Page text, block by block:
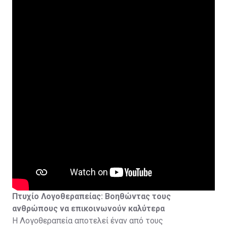
Πτυχίο Λογοθεραπείας: Βοηθώντας τους
ανθρώπους να επικοινωνούν καλύτερα
Η Λογοθεραπεία αποτελεί έναν από τους